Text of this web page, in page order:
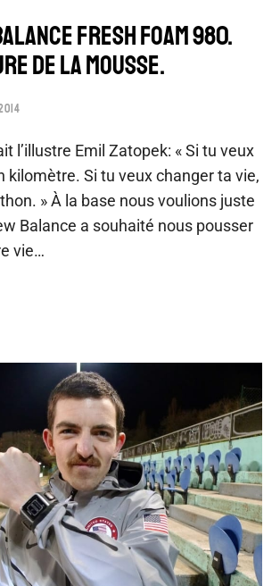
FRESH FOAM 980.
DE LA MOUSSE.
l’illustre Emil Zatopek: « Si tu veux
kilomètre. Si tu veux changer ta vie,
» À la base nous voulions juste
Balance a souhaité nous pousser
vie…